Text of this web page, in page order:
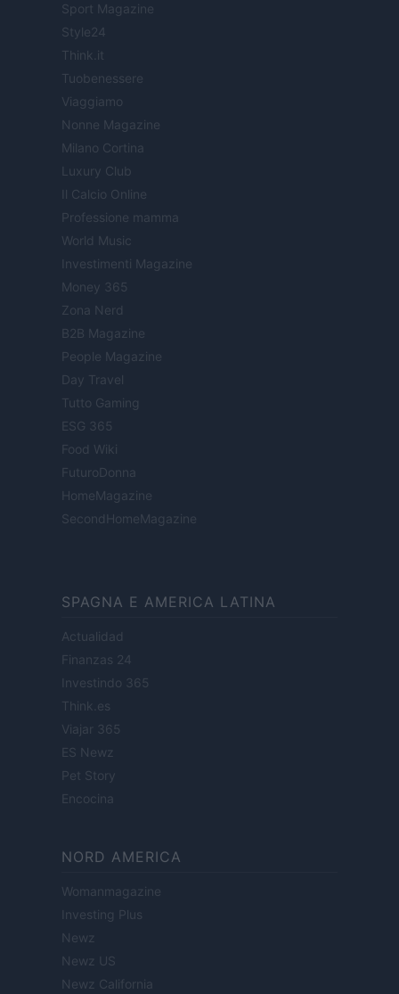
Sport Magazine
Style24
Think.it
Tuobenessere
Viaggiamo
Nonne Magazine
Milano Cortina
Luxury Club
Il Calcio Online
Professione mamma
World Music
Investimenti Magazine
Money 365
Zona Nerd
B2B Magazine
People Magazine
Day Travel
Tutto Gaming
ESG 365
Food Wiki
FuturoDonna
HomeMagazine
SecondHomeMagazine
SPAGNA E AMERICA LATINA
Actualidad
Finanzas 24
Investindo 365
Think.es
Viajar 365
ES Newz
Pet Story
Encocina
NORD AMERICA
Womanmagazine
Investing Plus
Newz
Newz US
Newz California